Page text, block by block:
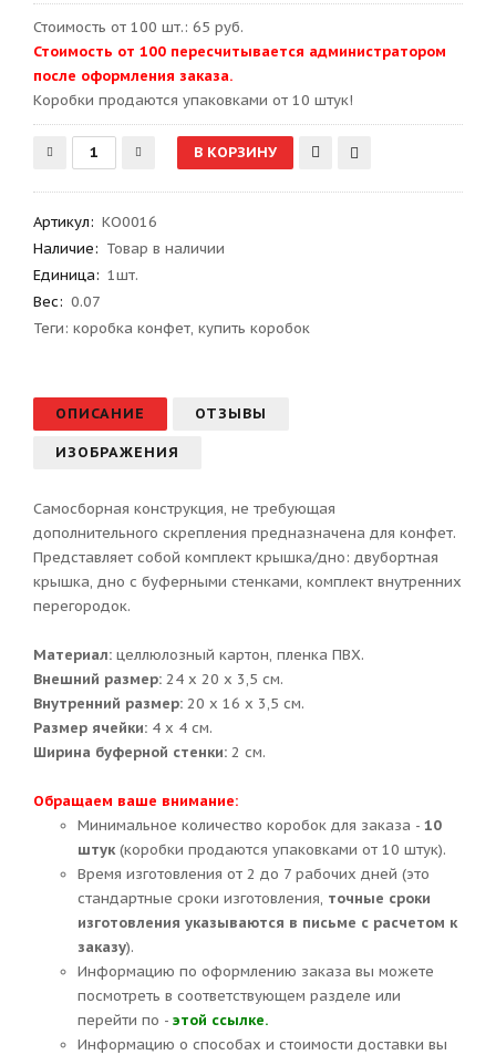
Стоимость от 100 шт.: 65 руб.
Стоимость от 100 пересчитывается администратором
после оформления заказа.
Kоробки продаются упаковками от 10 штук!
Артикул: КО0016
Наличие: Товар в наличии
Единица: 1шт.
Вес: 0.07
Теги: коробка конфет, купить коробок
ОПИСАНИЕ ОТЗЫВЫ
ИЗОБРАЖЕНИЯ
Самосборная конструкция, не требующая
дополнительного скрепления предназначена для конфет.
Представляет собой комплект крышка/дно: двубортная
крышка, дно с буферными стенками, комплект внутренних
перегородок.
Материал: целлюлозный картон, пленка ПВХ.
Внешний размер: 24 х 20 х 3,5 см.
Внутренний размер: 20 х 16 х 3,5 см.
Размер ячейки: 4 х 4 см.
Ширина буферной стенки: 2 см.
Обращаем ваше внимание:
Минимальное количество коробок для заказа - 10
штук(коробки продаются упаковками от 10 штук).
Время изготовления от 2 до 7 рабочих дней (это
стандартные сроки изготовления, точные сроки
изготовления указываются в письме с расчетом к
заказу).
Информацию по оформлению заказа вы можете
посмотреть в соответствующем разделе или
перейти по - этой ссылке.
Информацию о способах и стоимости доставки вы